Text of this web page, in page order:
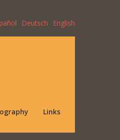
Deutsch English
Links